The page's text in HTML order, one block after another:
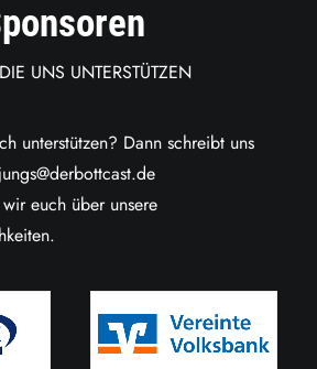
UNS UNTERSTÜTZEN
unterstützen? Dann schreibt uns
euch über unsere